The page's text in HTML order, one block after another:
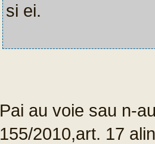
si ei.
Pai au voie sau n-
155/2010,art. 17